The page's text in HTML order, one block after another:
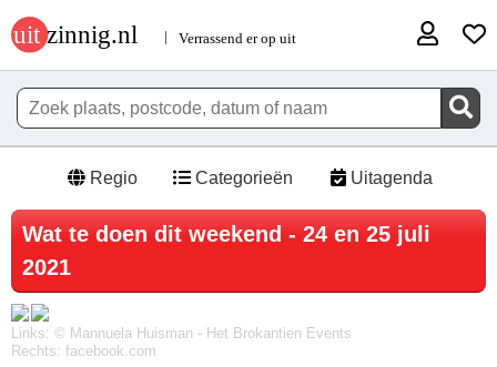
Regio Categorieën Uitagenda
Wat te doen dit weekend - 24 en 25 juli
2021
Links: © Mannuela Huisman - Het Brokantien Events
Rechts: facebook.com